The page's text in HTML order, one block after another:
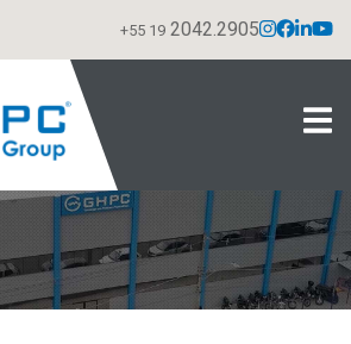
+55 19 2042.2905